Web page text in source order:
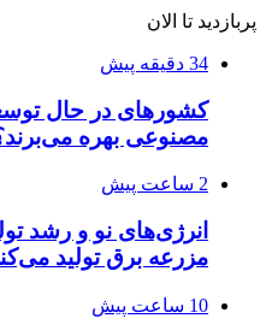
پربازدید تا الان
34 دقیقه پیش
کشورهای در حال
مصنوعی بهره
2 ساعت پیش
انرژی‌های نو و رشد
مزرعه‌ برق تولید
10 ساعت پیش